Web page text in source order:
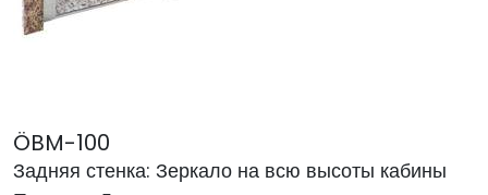
ÖBM-100
Задняя стенка: Зеркало на всю высоты кабины